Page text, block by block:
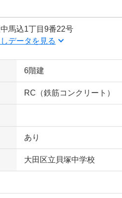
馬込1丁目9番22号
データを見る
6階建
RC（鉄筋コンクリート）
あり
大田区立貝塚中学校